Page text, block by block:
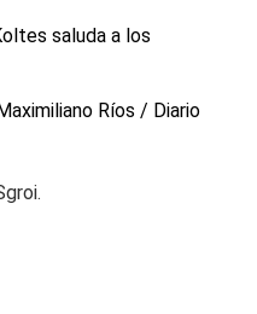
saluda a los
Ríos / Diario